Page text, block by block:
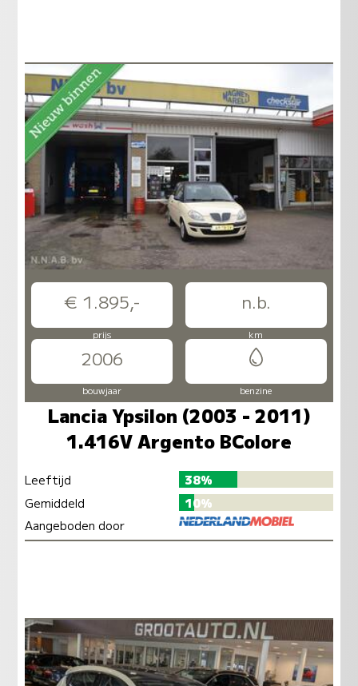
€ 1.895,- n.b.
prijs km
2006
bouwjaar benzine
Lancia Ypsilon (2003 - 2011)
1.416V Argento BColore
Leeftijd
38%
Gemiddeld
10%
Aangeboden door